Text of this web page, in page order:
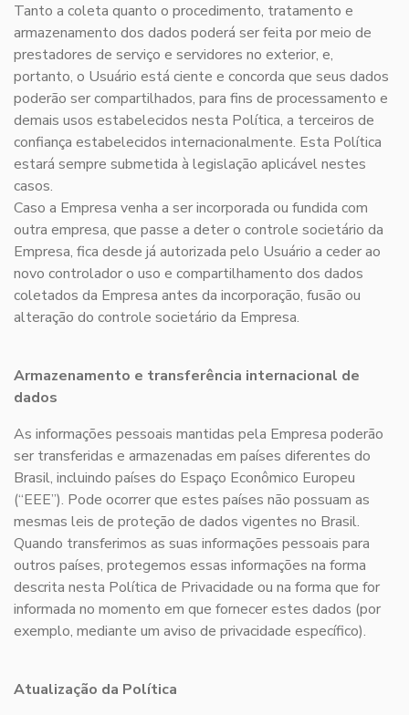
Tanto a coleta quanto o procedimento, tratamento e
armazenamento dos dados poderá ser feita por meio de
prestadores de serviço e servidores no exterior, e,
portanto, o Usuário está ciente e concorda que seus dados
poderão ser compartilhados, para fins de processamento e
demais usos estabelecidos nesta Política, a terceiros de
confiança estabelecidos internacionalmente. Esta Política
estará sempre submetida à legislação aplicável nestes
casos.
Caso a Empresa venha a ser incorporada ou fundida com
outra empresa, que passe a deter o controle societário da
Empresa, fica desde já autorizada pelo Usuário a ceder ao
novo controlador o uso e compartilhamento dos dados
coletados da Empresa antes da incorporação, fusão ou
alteração do controle societário da Empresa.
Armazenamento e transferência internacional de
dados
As informações pessoais mantidas pela Empresa poderão
ser transferidas e armazenadas em países diferentes do
Brasil, incluindo países do Espaço Econômico Europeu
(“EEE”). Pode ocorrer que estes países não possuam as
mesmas leis de proteção de dados vigentes no Brasil.
Quando transferimos as suas informações pessoais para
outros países, protegemos essas informações na forma
descrita nesta Política de Privacidade ou na forma que for
informada no momento em que fornecer estes dados (por
exemplo, mediante um aviso de privacidade específico).
Atualização da Política